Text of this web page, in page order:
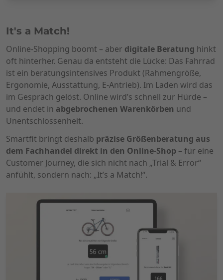
It's a Match!
Online-Shopping boomt – aber digitale Beratung hinkt
oft hinterher. Genau da entsteht die Lücke: Das Fahrrad
ist ein beratungsintensives Produkt (Rahmengröße,
Ergonomie, Ausstattung, E-Antrieb). Im Laden wird das
im Gespräch gelöst. Online wird’s schnell zur Hürde –
und endet in abgebrochenen Warenkörben und
Unentschlossenheit.
Smartfit bringt deshalb präzise Größenberatung aus
dem Fachhandel direkt in den Online-Shop – für eine
Customer Journey, die sich nicht nach „Trial & Error“
anfühlt, sondern nach: „It’s a Match!“.